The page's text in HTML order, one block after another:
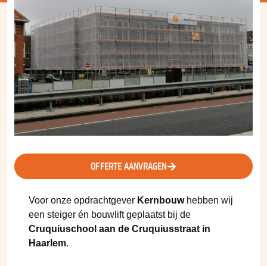
OFFERTE AANVRAGEN
Voor onze opdrachtgever Kernbouwhebben wij
een steiger én bouwlift geplaatst bij de
Cruquiuschool aan de Cruquiusstraat in
Haarlem.